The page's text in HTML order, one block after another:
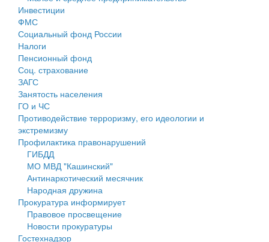
Фотоальбом
Проекты административных регламентов
Антимонопольный комплаенс
Противодействие коррупции
среднего предпринимательства
Муниципальные программы
Контрольно-счетная палата
Персональные данные
Оценка регулирующего воздействия
Деятельность МУ
Нормативы градостроительного проектирования
Правила землепользования и застройки
Генеральные планы
Проекты планировки территории
Инвестиции
ФМС
Социальный фонд России
Налоги
Пенсионный фонд
Соц. страхование
ЗАГС
Занятость населения
ГО и ЧС
Противодействие терроризму, его идеологии и
экстремизму
Профилактика правонарушений
ГИБДД
МО МВД "Кашинский"
Антинаркотический месячник
Народная дружина
Прокуратура информирует
Правовое просвещение
Новости прокуратуры
Гостехнадзор